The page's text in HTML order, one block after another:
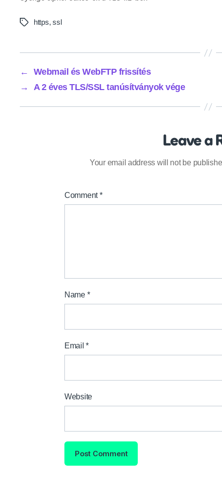
Tags https,ssl
←
Webmail és WebFTP frissítés
→
A 2 éves TLS/SSL tanúsítványok vége
Leave a
Your email address will not be
Comment*
Name *
Email*
Website